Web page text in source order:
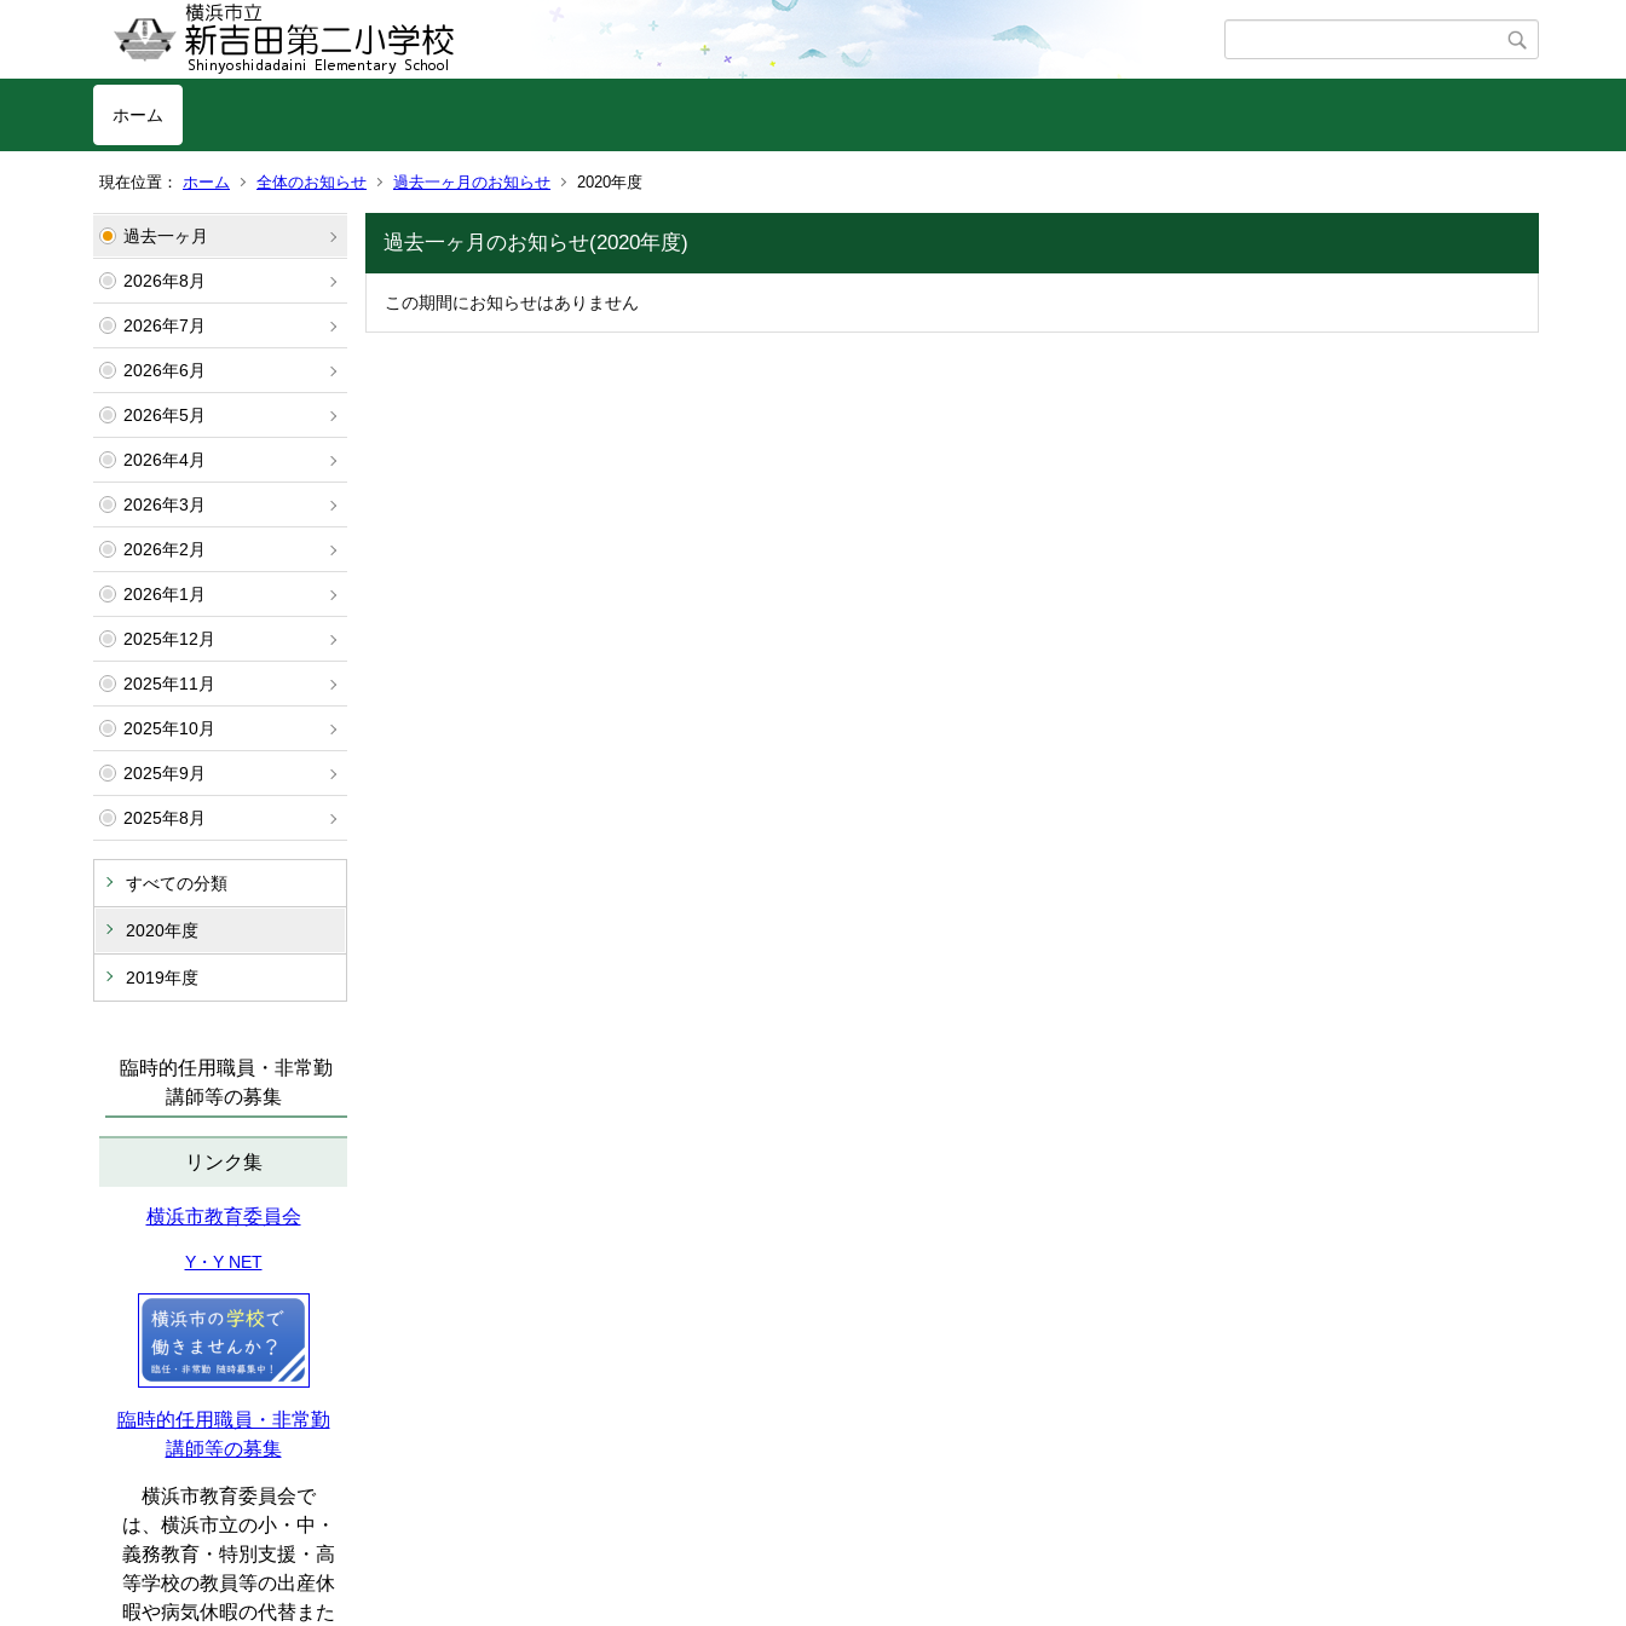
ホーム
現在位置： ホーム 全体のお知らせ 過去一ヶ月のお知らせ 2020年度
過去一ヶ月
2026年8月
2026年7月
2026年6月
2026年5月
2026年4月
2026年3月
2026年2月
2026年1月
2025年12月
2025年11月
2025年10月
2025年9月
2025年8月
すべての分類
2020年度
2019年度
臨時的任用職員・非常勤
講師等の募集
リンク集
横浜市教育委員会
Y・Y NET
臨時的任用職員・非常勤
講師等の募集
横浜市教育委員会で
は、横浜市立の小・中・
義務教育・特別支援・高
等学校の教員等の出産休
暇や病気休暇の代替また
過去一ヶ月のお知らせ(2020年度)
この期間にお知らせはありません